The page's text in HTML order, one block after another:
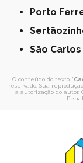
Porto
São Carlos
O conteúdo do texto "
reservado. Sua
a autorização do autor.